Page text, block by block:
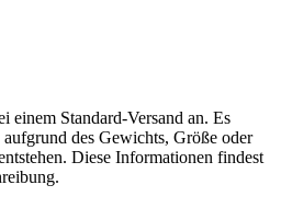
einem Standard-Versand an. Es
des Gewichts, Größe oder
Diese Informationen findest